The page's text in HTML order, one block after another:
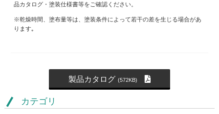
カテゴリ
品カタログ・塗装仕様書等をご確認ください。
※乾燥時間、塗布量等は、塗装条件によって若干の差を生じる場合があ
ります｡
製品カタログ (572KB)